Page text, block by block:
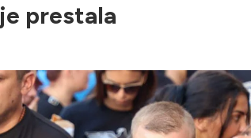
prestala